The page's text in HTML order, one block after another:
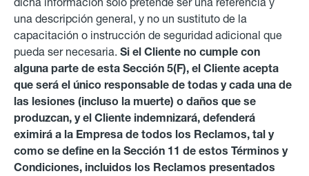
una descripción general, y no un sustituto de la
capacitación o instrucción de seguridad adicional que
pueda ser necesaria. Si el Cliente no cumple con
alguna parte de esta Sección 5(F), el Cliente acepta
que será el único responsable de todas y cada una de
las lesiones (incluso la muerte) o daños que se
produzcan, y el Cliente indemnizará, defenderá
eximirá a la Empresa de todos los Reclamos, tal y
como se define en la Sección 11 de estos Términos y
Condiciones, incluidos los Reclamos presentados